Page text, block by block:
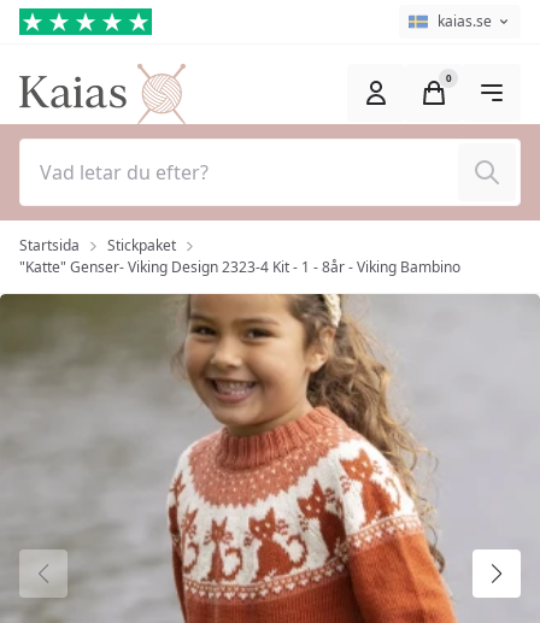
Hoppa till huvudinnehåll (Tryck på Enter) Språkväljare
Aktuellt språk
kaias.se
Sök
0
Startsida
Stickpaket
"Katte" Genser- Viking Design 2323-4 Kit - 1 - 8år - Viking Bambino